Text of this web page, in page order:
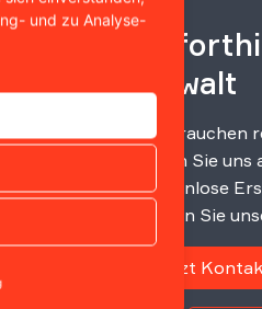
Anwalt
Sie brauchen
Rufen Sie
kostenlose
nutzen Sie
Jetzt
und zu Analyse-